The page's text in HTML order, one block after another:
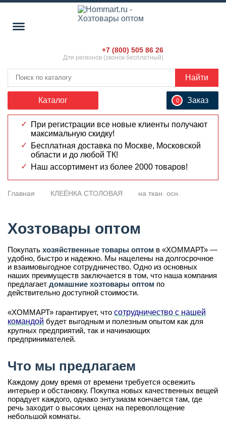
+7 (800) 505 86 26
Для регионов (звонок бесплатный)
0 Заказ
Каталог
Найти
При регистрации все новые клиенты получают
максимальную скидку!
Бесплатная доставка по Москве, Московской
области и до любой ТК!
Наш ассортимент из более 2000 товаров!
Главная КЛЕЁНКА СТОЛОВАЯ на ткан. осн.
Хозтовары оптом
Покупать хозяйственные товары оптом в «ХОММАРТ» —
удобно, быстро и надежно. Мы нацелены на долгосрочное
и взаимовыгодное сотрудничество. Одно из основных
наших преимуществ заключается в том, что наша компания
предлагает домашние хозтовары оптом по
действительно доступной стоимости.
«ХОММАРТ» гарантирует, что сотрудничество с нашей
командой будет выгодным и полезным опытом как для
крупных предприятий, так и начинающих
предпринимателей.
Что мы предлагаем
Каждому дому время от времени требуется освежить
интерьер и обстановку. Покупка новых качественных вещей
порадует каждого, однако энтузиазм кончается там, где
речь заходит о высоких ценах на перевоплощение
небольшой комнаты.